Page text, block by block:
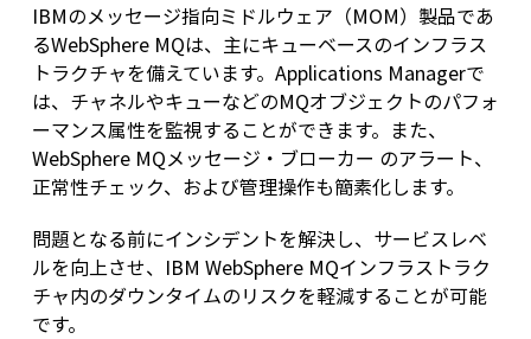
IBMのメッセージ指向ミドルウェア（MOM）製品であ
るWebSphere MQは、主にキューベースのインフラス
トラクチャを備えています。Applications Managerで
は、チャネルやキューなどのMQオブジェクトのパフォ
ーマンス属性を監視することができます。また、
WebSphere MQメッセージ・ブローカー のアラート、
正常性チェック、および管理操作も簡素化します。
問題となる前にインシデントを解決し、サービスレベ
ルを向上させ、IBM WebSphere MQインフラストラク
チャ内のダウンタイムのリスクを軽減することが可能
です。